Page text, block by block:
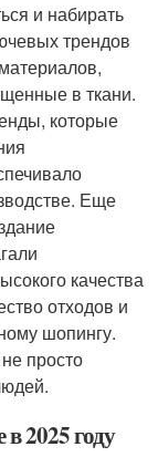
и набирать
трендов
в ткани.
которые
Еще
качества
отходов и
шопингу.
просто
2025 году